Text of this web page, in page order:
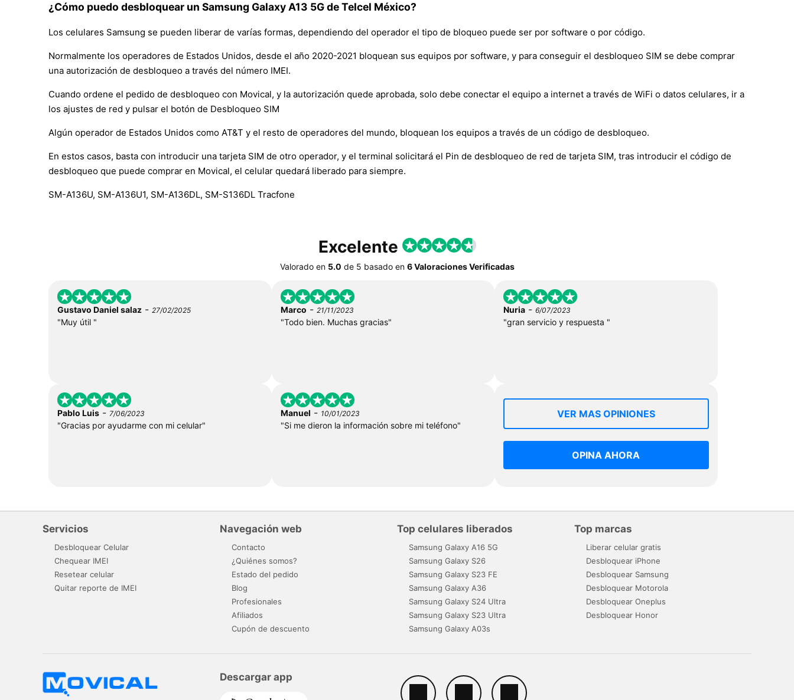
¿Cómo puedo desbloquear un Samsung Galaxy A13 5G de Telcel México?
Los celulares Samsung se pueden liberar de varías formas, dependiendo del operador el tipo de bloqueo puede ser por software o por código.
Normalmente los operadores de Estados Unidos, desde el año 2020-2021 bloquean sus equipos por software, y para conseguir el desbloqueo SIM se debe comprar
una autorización de desbloqueo a través del número IMEI.
Cuando ordene el pedido de desbloqueo con Movical, y la autorización quede aprobada, solo debe conectar el equipo a internet a través de WiFi o datos celulares, ir a
los ajustes de red y pulsar el botón de Desbloqueo SIM
Algún operador de Estados Unidos como AT&T y el resto de operadores del mundo, bloquean los equipos a través de un código de desbloqueo.
En estos casos, basta con introducir una tarjeta SIM de otro operador, y el terminal solicitará el Pin de desbloqueo de red de tarjeta SIM, tras introducir el código de
desbloqueo que puede comprar en Movical, el celular quedará liberado para siempre.
SM-A136U, SM-A136U1, SM-A136DL, SM-S136DL Tracfone
Excelente
Valorado en 5.0 de 5 basado en 6 Valoraciones Verificadas
Gustavo Daniel salaz - 27/02/2025
"Muy útil "
Marco - 21/11/2023
"Todo bien. Muchas gracias"
Nuria -6/07/2023
"gran servicio y respuesta "
Pablo Luis - 7/06/2023
"Gracias por ayudarme con mi celular"
Manuel - 10/01/2023
"Si me dieron la información sobre mi teléfono"
VER MAS OPINIONES
OPINA AHORA
Servicios
Desbloquear Celular
Chequear IMEI
Resetear celular
Quitar reporte de IMEI
Navegación web
Contacto
¿Quiénes somos?
Estado del pedido
Blog
Profesionales
Afiliados
Cupón de descuento
Top celulares liberados
Samsung Galaxy A16 5G
Samsung Galaxy S26
Samsung Galaxy S23 FE
Samsung Galaxy A36
Samsung Galaxy S24 Ultra
Samsung Galaxy S23 Ultra
Samsung Galaxy A03s
Top marcas
Liberar celular gratis
Desbloquear iPhone
Desbloquear Samsung
Desbloquear Motorola
Desbloquear Oneplus
Desbloquear Honor
Descargar app